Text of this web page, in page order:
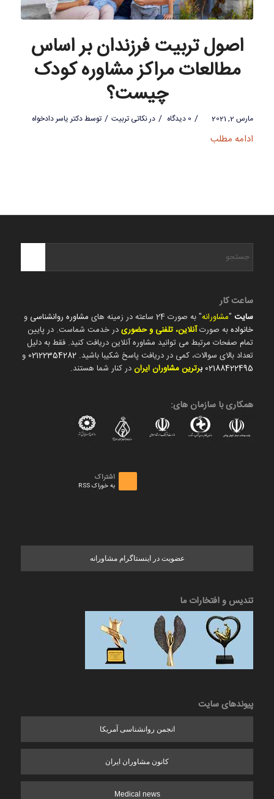
اصول تربیت فرزندان بر اساس
مطالعات مراکز مشاوره کودک
چیست؟
مارس 2, 2021 / 0 دیدگاه / درنکاتی تربیت / توسطدکتر یاسر دادخواه
ادامه مطلب
ساعت کار
سایت"مشاورانه" به صورت 24 ساعته در زمینه های مشاوره روانشناسی و
خانوادهبه صورتآنلاین، تلفنی و حضوریدر خدمت شماست. در پایین
تمام صفحات مرتبط می توانید مشاوره آنلاین دریافت کنید. فقط به دلیل
تعداد بالای سوالات، کمی در دریافت پاسخ شکیبا باشید. 02122354282 و
02188422495 برترین مشاوران ایراندر کنار شما هستند.
همکاری با سازمان های:
اشتراک
به خوراک RSS
عضویت در اینستاگرام مشاورانه
تندیس و افتخارات ما
پیوندهای سایت
انجمن روانشناسی آمریکا
کانون مشاوران ایران
Medical news